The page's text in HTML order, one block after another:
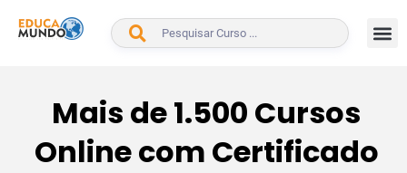
BUSCAR
Mais de 1.500 Cursos
Online com Certificado